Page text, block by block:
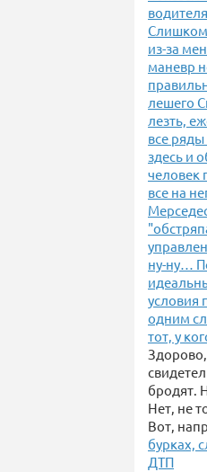
из-за
маневр
лешего
лезть,
все
здесь и
человек
все на
ну-ну…
условия
одним
тот, у
бродят.
Нет, не
Вот,
бурках,
ДТП